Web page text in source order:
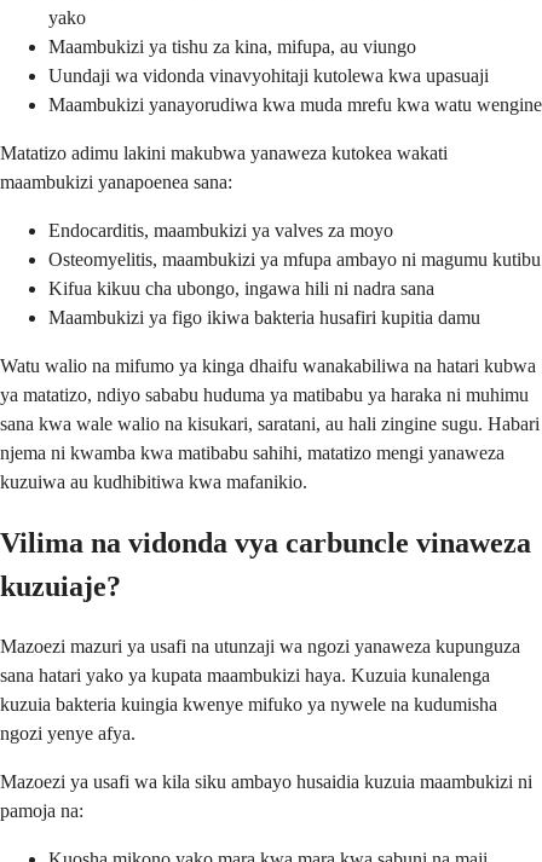
yako
Maambukizi ya tishu za kina, mifupa, au viungo
Uundaji wa vidonda vinavyohitaji kutolewa kwa upasuaji
Maambukizi yanayorudiwa kwa muda mrefu kwa watu wengine
Matatizo adimu lakini makubwa yanaweza kutokea wakati
maambukizi yanapoenea sana:
Endocarditis, maambukizi ya valves za moyo
Osteomyelitis, maambukizi ya mfupa ambayo ni magumu kutibu
Kifua kikuu cha ubongo, ingawa hili ni nadra sana
Maambukizi ya figo ikiwa bakteria husafiri kupitia damu
Watu walio na mifumo ya kinga dhaifu wanakabiliwa na hatari kubwa
ya matatizo, ndiyo sababu huduma ya matibabu ya haraka ni muhimu
sana kwa wale walio na kisukari, saratani, au hali zingine sugu. Habari
njema ni kwamba kwa matibabu sahihi, matatizo mengi yanaweza
kuzuiwa au kudhibitiwa kwa mafanikio.
Vilima na vidonda vya carbuncle vinaweza
kuzuiaje?
Mazoezi mazuri ya usafi na utunzaji wa ngozi yanaweza kupunguza
sana hatari yako ya kupata maambukizi haya. Kuzuia kunalenga
kuzuia bakteria kuingia kwenye mifuko ya nywele na kudumisha
ngozi yenye afya.
Mazoezi ya usafi wa kila siku ambayo husaidia kuzuia maambukizi ni
pamoja na: